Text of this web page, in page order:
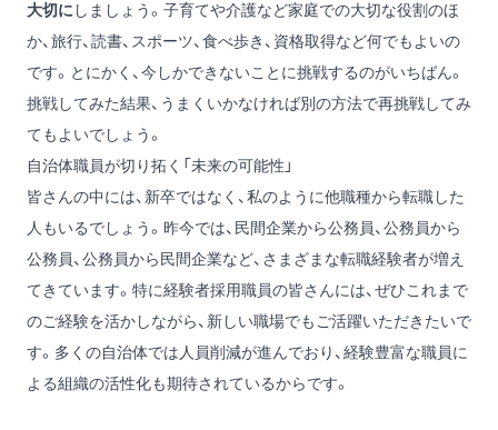
大切に しましょう。子育てや介護など家庭での大切な役割のほ
か、旅行、読書、スポーツ、食べ歩き、資格取得など何でもよいの
です。とにかく、今しかできないことに挑戦するのがいちばん。
挑戦してみた結果、うまくいかなければ別の方法で再挑戦してみ
てもよいでしょう。
自治体職員が切り拓く「未来の可能性」
皆さんの中には、新卒ではなく、私のように他職種から転職した
人もいるでしょう。昨今では、民間企業から公務員、公務員から
公務員、公務員から民間企業など、さまざまな転職経験者が増え
てきています。特に経験者採用職員の皆さんには、ぜひこれまで
のご経験を活かしながら、新しい職場でもご活躍いただきたいで
す。多くの自治体では人員削減が進んでおり、経験豊富な職員に
よる組織の活性化も期待されているからです。